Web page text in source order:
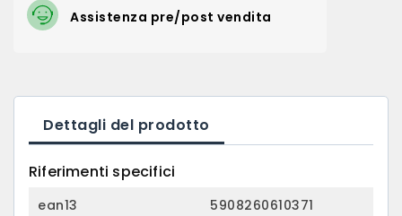
Assistenza pre/post vendita
Dettagli del prodotto
Riferimenti specifici
ean13 5908260610371